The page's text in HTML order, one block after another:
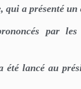
a présenté un
par
lancé au